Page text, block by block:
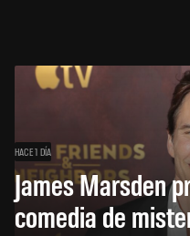
HACE 1 DÍA
James Marsden
comedia de